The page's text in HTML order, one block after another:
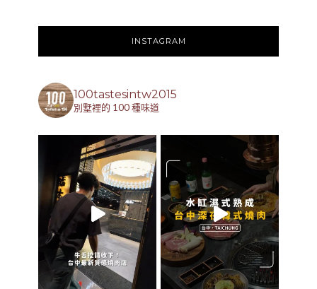
INSTAGRAM
100tastesintw2015
別墅裡的 100 種味道